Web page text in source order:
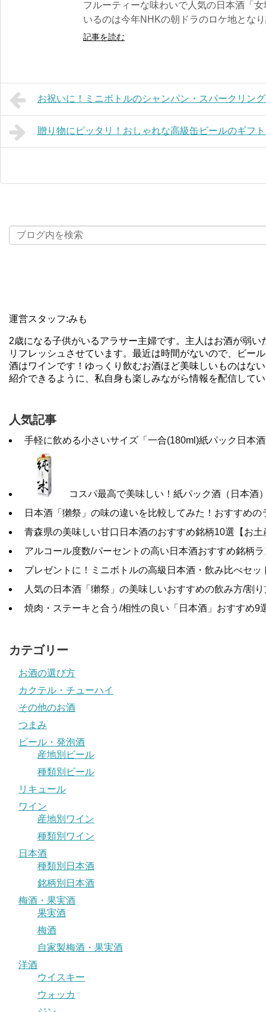
フルーティーな味わいで人気の日本酒「
いるのは今年NHKの朝ドラのロケ地とな
記事を読む
お祝いに！ミニボトルのシャンパン・スパークリン
贈り物にピッタリ！おしゃれな高級缶ビールのギフ
運営スタッフ:みも
2歳になる子供がいるアラサー主婦です。主人はお酒が弱
リフレッシュさせています。最近は時間がないので、ビー
酒はワインです！ゆっくり飲むお酒ほど美味しいものはな
紹介できるように、私自身も楽しみながら情報を配信して
人気記事
手軽に飲める小さいサイズ「一合(180ml)紙パック日本
コスパ最高で美味しい！紙パック酒（日本酒
日本酒「獺祭」の味の違いを比較してみた！おすすめの
青森県の美味しい甘口日本酒のおすすめ銘柄10選【お土
アルコール度数/パーセントの高い日本酒おすすめ銘柄
プレゼントに！ミニボトルの高級日本酒・飲み比べセッ
人気の日本酒「獺祭」の美味しいおすすめの飲み方/割
焼肉・ステーキと合う/相性の良い「日本酒」おすすめ9
カテゴリー
お酒の選び方
カクテル・チューハイ
その他のお酒
つまみ
ビール・発泡酒
産地別ビール
種類別ビール
リキュール
ワイン
産地別ワイン
種類別ワイン
日本酒
種類別日本酒
銘柄別日本酒
梅酒・果実酒
果実酒
梅酒
自家製梅酒・果実酒
洋酒
ウイスキー
ウォッカ